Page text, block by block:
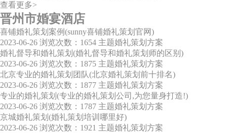
查看更多>
晋州市婚宴酒店
喜铺婚礼策划案例(sunny喜铺婚礼策划官网)
2023-06-26 浏览次数：1654 主题婚礼策划方案
婚礼督导和婚礼策划(婚礼督导和婚礼策划师的区别)
2023-06-26 浏览次数：1875 主题婚礼策划方案
北京专业的婚礼策划团队(北京婚礼策划前十排名)
2023-06-26 浏览次数：1877 主题婚礼策划方案
专业的婚礼策划(专业的婚礼策划公司,为您量身打造!)
2023-06-26 浏览次数：1787 主题婚礼策划方案
京城婚礼策划(婚礼策划培训哪里好)
2023-06-26 浏览次数：1921 主题婚礼策划方案